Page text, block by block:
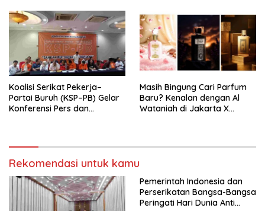
Tema: “Penguatan dan
Pengembangan Organisasi
KBI yang Berbasis Riset di
seluruh Indonesia dan
Mancanegara”.
Koalisi Serikat Pekerja–
Partai Buruh (KSP–PB) Gelar
Konferensi Pers dan
Masih Bingung Cari Parfum
Baru? Kenalan dengan Al
Wataniah di Jakarta X
Rekomendasi untuk kamu
Pemerintah Indonesia dan
Perserikatan Bangsa-Bangsa
Peringati Hari Dunia Anti